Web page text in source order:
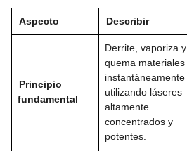
Aspecto Describir
Principio
fundamental
Derrite, vaporiza y
quema materiales
instantáneamente
utilizando láseres
altamente
concentrados y
potentes.